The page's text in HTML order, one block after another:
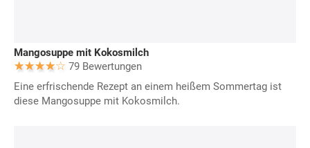
Mangosuppe mit Kokosmilch
79 Bewertungen
Eine erfrischende Rezept an einem heißem Sommertag ist
diese Mangosuppe mit Kokosmilch.